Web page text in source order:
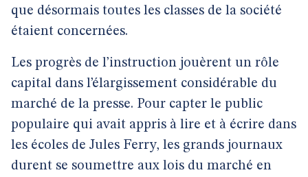
que désormais toutes les classes de la société
étaient concernées.
Les progrès de l’instruction jouèrent un rôle
capital dans l’élargissement considérable du
marché de la presse. Pour capter le public
populaire qui avait appris à lire et à écrire dans
les écoles de Jules Ferry, les grands journaux
durent se soumettre aux lois du marché en